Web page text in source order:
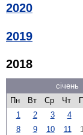
2020
2019
2018
січень
Пн
Вт Ср Чт
1
2 3 4
8
9 10 11